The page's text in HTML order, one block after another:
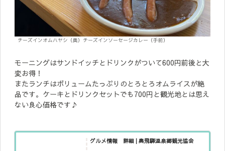
チーズインオムハヤシ（奥）チーズインソーセージカレー（手前）
モーニングはサンドイッチとドリンクがついて600円前後と大
変お得！
またランチはボリュームたっぷりのとろとろオムライスが絶
品です。ケーキとドリンクセットでも700円と観光地とは思え
ない良心価格です♪
グルメ情報 詳細 | 奥飛騨温泉郷観光協会